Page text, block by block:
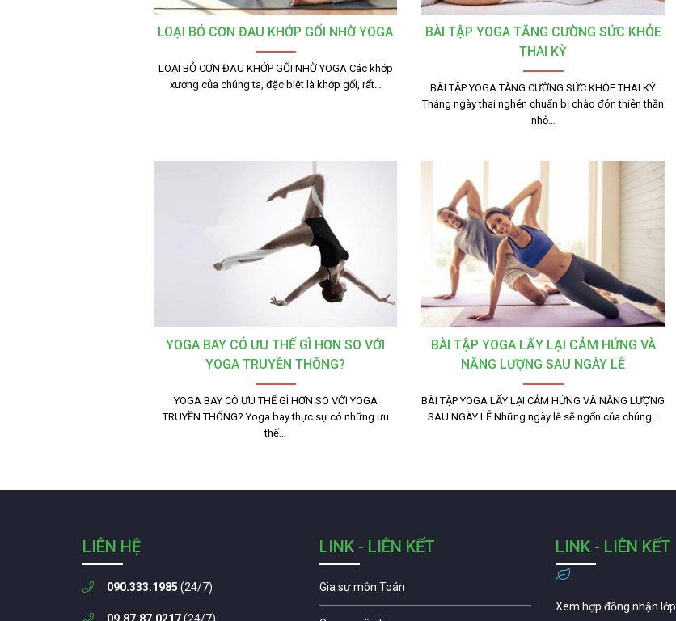
LOẠI BỎ CƠN ĐAU KHỚP GỐI NHỜ YOGA
LOẠI BỎ CƠN ĐAU KHỚP GỐI NHỜ YOGA Các khớp
xương của chúng ta, đặc biệt là khớp gối, rất…
BÀI TẬP YOGA TĂNG CƯỜNG SỨC KHỎE
THAI KỲ
BÀI TẬP YOGA TĂNG CƯỜNG SỨC KHỎE THAI KỲ
Tháng ngày thai nghén chuẩn bị chào đón thiên thần
nhỏ…
YOGA BAY CÓ ƯU THẾ GÌ HƠN SO VỚI
YOGA TRUYỀN THỐNG?
YOGA BAY CÓ ƯU THẾ GÌ HƠN SO VỚI YOGA
TRUYỀN THỐNG? Yoga bay thực sự có những ưu
thế…
BÀI TẬP YOGA LẤY LẠI CẢM HỨNG VÀ
NĂNG LƯỢNG SAU NGÀY LỄ
BÀI TẬP YOGA LẤY LẠI CẢM HỨNG VÀ NĂNG LƯỢNG
SAU NGÀY LỄ Những ngày lễ sẽ ngốn của chúng…
LIÊN HỆ
090.333.1985 (24/7)
LINK - LIÊN KẾT
Gia sư môn Toán
LINK - LIÊN KẾT
Xem hợp đồng nhận lớp